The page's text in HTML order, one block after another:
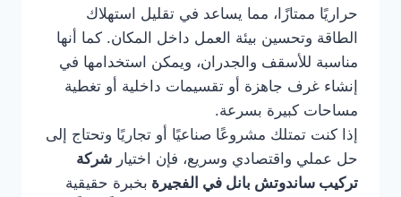
حراريًا ممتازًا، مما يساعد في تقليل استهلاك
الطاقة وتحسين بيئة العمل داخل المكان. كما أنها
مناسبة للأسقف والجدران، ويمكن استخدامها في
إنشاء غرف جاهزة أو تقسيمات داخلية أو تغطية
مساحات كبيرة بسرعة.
إذا كنت تمتلك مشروعًا صناعيًا أو تجاريًا وتحتاج إلى
حل عملي واقتصادي وسريع، فإن اختيار شركة
تركيب ساندوتش بانل في الفجيرة بخبرة حقيقية